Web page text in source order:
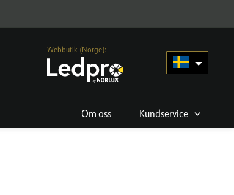
Webbutik (Norge):
Om oss Kundservice